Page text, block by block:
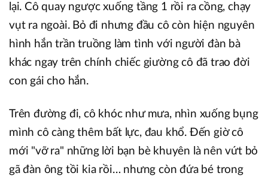
lại. Cô quay ngược xuống tầng 1 rồi ra cồng, chạy
vụt ra ngoài. Bỏ đi nhưng đầu cô còn hiện nguyên
hình hắn trần truồng làm tình với người đàn bà
khác ngay trên chính chiếc giường cô đã trao đời
con gái cho hắn.
Trên đường đi, cô khóc như mưa, nhìn xuống bụng
mình cô càng thêm bất lực, đau khổ. Đến giờ cô
mới "vỡ ra" những lời bạn bè khuyên là nên vứt bỏ
gã đàn ông tồi kia rồi… nhưng còn đứa bé trong